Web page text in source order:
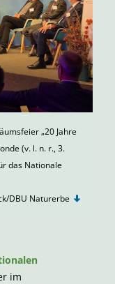
„20 Jahre
(v. l. n. r., 3.
das Nationale
DBU Naturerbe
im